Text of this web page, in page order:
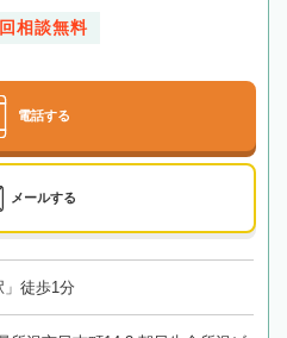
相談無料
電話する
メールする
徒歩1分